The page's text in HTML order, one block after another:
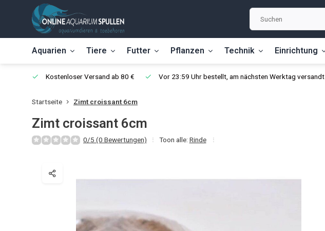
Aquarien Tiere Futter Pflanzen Technik Einrichtung
Kostenloser Versand ab 80 € Vor 23:59 Uhr bestellt, am nächsten Werktag versandt
Startseite Zimt croissant 6cm
Zimt croissant 6cm
0/5 (0 Bewertungen) Toon alle: Rinde